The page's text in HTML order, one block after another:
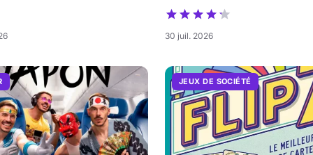
30 juil. 2026
JEUX DE SOCIÉTÉ